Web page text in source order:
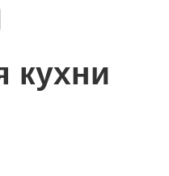
кухни